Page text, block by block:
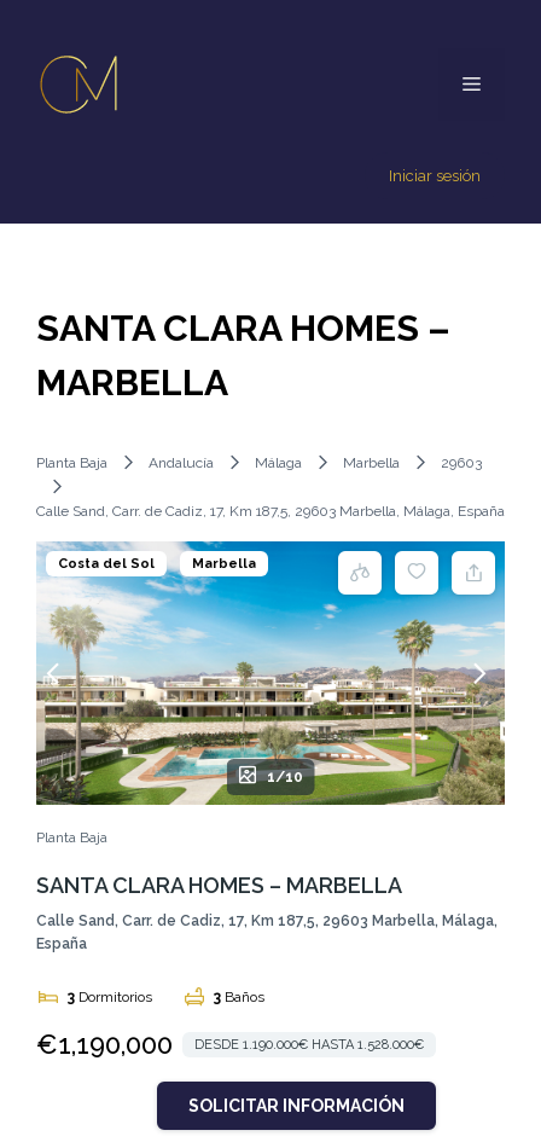
Iniciar sesión
SANTA CLARA HOMES –
MARBELLA
Planta Baja Andalucía Málaga Marbella 29603
Calle Sand, Carr. de Cadiz, 17, Km 187,5, 29603 Marbella, Málaga, España
Costa del Sol Marbella
1/10
Planta Baja
SANTA CLARA HOMES – MARBELLA
Calle Sand, Carr. de Cadiz, 17, Km 187,5, 29603 Marbella, Málaga,
España
3 Dormitorios 3 Baños
€1,190,000 DESDE 1.190.000€ HASTA 1.528.000€
SOLICITAR INFORMACIÓN